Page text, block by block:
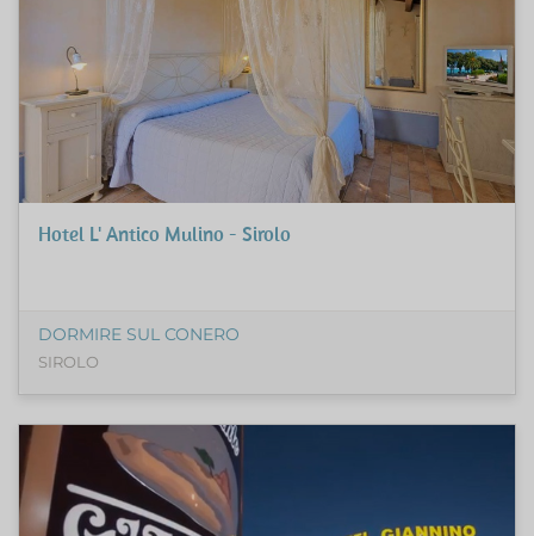
Hotel L' Antico Mulino - Sirolo
DORMIRE SUL CONERO
SIROLO